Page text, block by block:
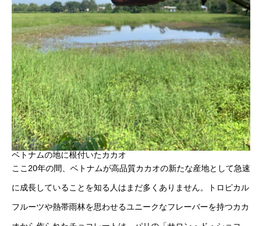
ベトナムの地に根付いたカカオ
ここ20年の間、ベトナムが高品質カカオの新たな産地として急速
に成長していることを知る人はまだ多くありません。トロピカル
フルーツや熱帯雨林を思わせるユニークなフレーバーを持つカカ